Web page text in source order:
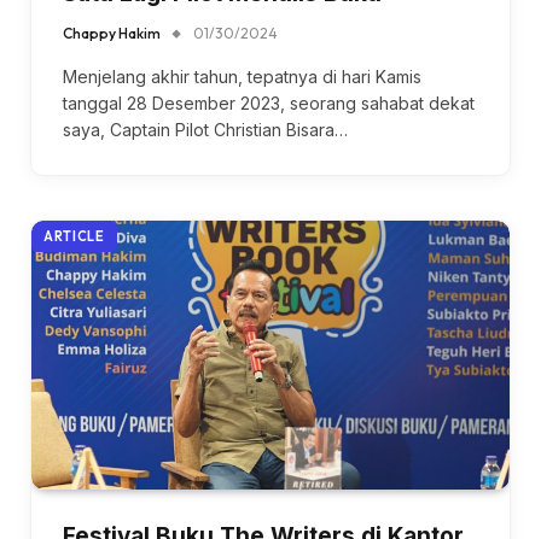
Chappy Hakim 01/30/2024
Menjelang akhir tahun, tepatnya di hari Kamis
tanggal 28 Desember 2023, seorang sahabat dekat
saya, Captain Pilot Christian Bisara…
ARTICLE